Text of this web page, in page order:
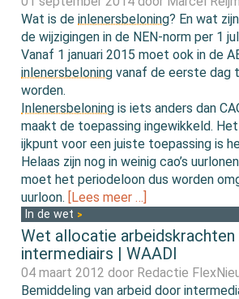
Wat is deinlenersbeloning? En wat
de wijzigingen in de NEN-norm per 1
Vanaf 1 januari 2015 moet ook in de
inlenersbeloning vanaf de eerste dag
worden.
Inlenersbeloning is iets anders dan
maakt de toepassing ingewikkeld.
ijkpunt voor een juiste toepassing is
Helaas zijn nog in weinig cao’s
moet het periodeloon dus worden
uurloon. [Lees meer …]
In de wet
Wet allocatie
intermediairs | WAADI
04 maart 2012 door Redactie
Bemiddeling van arbeid door